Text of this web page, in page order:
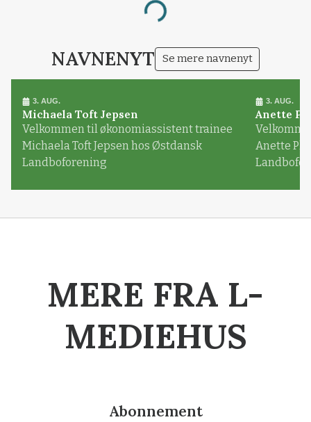
Loading...
NAVNENYT Se mere navnenyt
3. AUG.
Michaela Toft Jepsen
Velkommen til økonomiassistent trainee
Michaela Toft Jepsen hos Østdansk
Landboforening
3. AUG.
Anette
Anette
MERE FRA L-
MEDIEHUS
Abonnement